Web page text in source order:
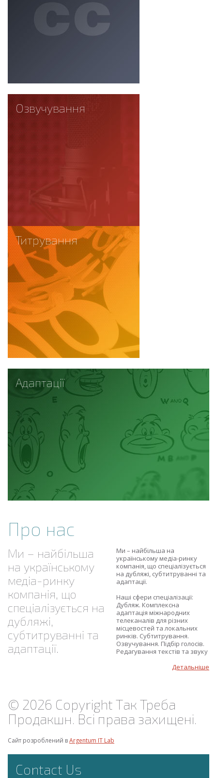
Озвучування
Титрування
Адаптації
Про нас
Ми – найбільша
на українському
медіа-ринку
компанія, що
спеціалізується на
дубляжі,
субтитруванні та
адаптації.
Ми – найбільша на
українському медіа-ринку
компанія, що спеціалізується
на дубляжі, субтитруванні та
адаптації.
Наші сфери спеціалізації:
Дубляж. Комплексна
адаптація міжнародних
телеканалів для різних
місцевостей та локальних
ринків. Субтитрування.
Озвучування. Підбір голосів.
Редагування текстів та звуку
Детальніше
© 2026 Copyright Так Треба
Продакшн. Всі права захищені.
Сайт розроблений вArgentum IT Lab
Contact Us